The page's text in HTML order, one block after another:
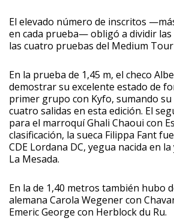
El elevado número de inscritos
en cada prueba— obligó a dividir las
las cuatro pruebas del Medium
En la prueba de 1,45 m, el checo
demostrar su excelente estado de
primer grupo con Kyfo, sumando
cuatro salidas en esta edición. El
para el marroquí Ghali Chaoui con
clasificación, la sueca Filippa Fant
CDE Lordana DC, yegua nacida en
La Mesada.
En la de 1,40 metros también hubo
alemana Carola Wegener con
Emeric George con Herblock du Ru.